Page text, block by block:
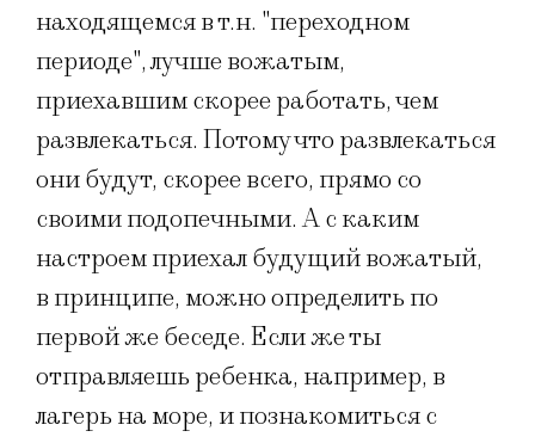
находящемся в т.н. "переходном
периоде", лучше вожатым,
приехавшим скорее работать, чем
развлекаться. Потому что развлекаться
они будут, скорее всего, прямо со
своими подопечными. А с каким
настроем приехал будущий вожатый,
в принципе, можно определить по
первой же беседе. Если же ты
отправляешь ребенка, например, в
лагерь на море, и познакомиться с